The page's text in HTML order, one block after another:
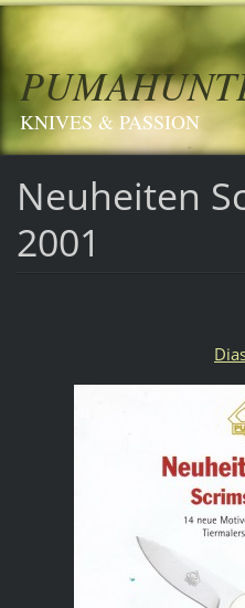
KNIVES & PASSION
Neuheiten
2001